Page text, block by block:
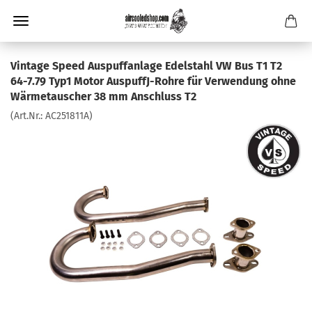
Vintage Speed Auspuffanlage Edelstahl VW Bus T1 T2
64-7.79 Typ1 Motor AuspuffJ-Rohre für Verwendung ohne
Wärmetauscher 38 mm Anschluss T2
(Art.Nr.: AC251811A)